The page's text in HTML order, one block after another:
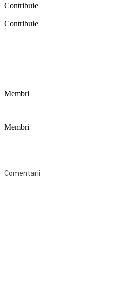
Contribuie
Contribuie
Membri
Membri
Comentarii